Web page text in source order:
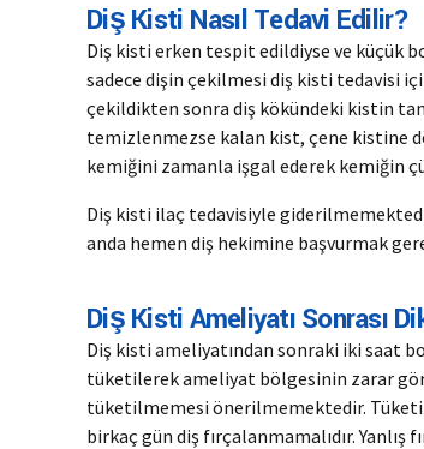
Diş Kisti Nasıl Tedavi Edilir?
Diş kisti erken tespit edildiyse ve küçük
sadece dişin çekilmesi diş kisti tedavisi
çekildikten sonra diş kökündeki kistin
temizlenmezse kalan kist, çene kistine
kemiğini zamanla işgal ederek kemiğin
Diş kisti ilaç tedavisiyle
anda hemen diş hekimine başvurmak
Diş Kisti Ameliyatı Sonrası
Diş kisti ameliyatından sonraki iki saat
tüketilerek ameliyat bölgesinin zarar
tüketilmemesi önerilmemektedir.
birkaç gün diş fırçalanmamalıdır. Yanlış